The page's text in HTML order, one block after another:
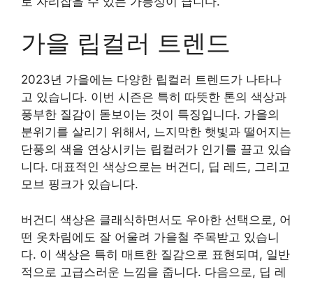
가을 립컬러 트렌드
2023년 가을에는 다양한 립컬러 트렌드가 나타나
고 있습니다. 이번 시즌은 특히 따뜻한 톤의 색상과
풍부한 질감이 돋보이는 것이 특징입니다. 가을의
분위기를 살리기 위해서, 느지막한 햇빛과 떨어지는
단풍의 색을 연상시키는 립컬러가 인기를 끌고 있습
니다. 대표적인 색상으로는 버건디, 딥 레드, 그리고
모브 핑크가 있습니다.
버건디 색상은 클래식하면서도 우아한 선택으로, 어
떤 옷차림에도 잘 어울려 가을철 주목받고 있습니
다. 이 색상은 특히 매트한 질감으로 표현되며, 일반
적으로 고급스러운 느낌을 줍니다. 다음으로, 딥 레